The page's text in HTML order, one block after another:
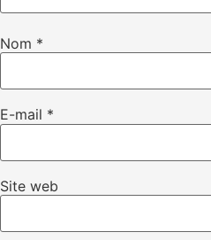
Nom *
E-mail *
Site web